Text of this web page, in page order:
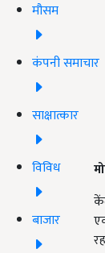
मौसम
कंपनी समाचार
साक्षात्कार
विविध
बाजार